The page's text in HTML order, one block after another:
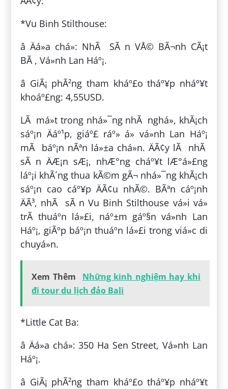
*Vu Binh Stilthouse:
â Äá»a chá»: NhÃ SÃ n VÅ© BÃ¬nh CÃ¡t
BÃ , Vá»nh Lan Háº¡.
â GiÃ¡ phÃ²ng tham kháº£o tháº¥p nháº¥t
khoáº£ng: 4,55USD.
LÃ má»t trong nhá»¯ng nhÃ nghá», khÃ¡ch
sáº¡n Äáº¹p, giáº£ ráº» á» vá»nh Lan Háº¡
mÃ báº¡n nÃªn lá»±a chá»n. ÄÃ¢y lÃ nhÃ
sÃ n ÄÆ¡n sÆ¡, nhÆ°ng cháº¥t lÆ°á»£ng
láº¡i khÃ´ng thua kÃ©m gÃ¬ nhá»¯ng khÃ¡ch
sáº¡n cao cáº¥p ÄÃ¢u nhÃ©. BÃªn cáº¡nh
ÄÃ³, nhÃ sÃ n Vu Binh Stilthouse vá»i vá»
trÃ­ thuáº­n lá»£i, náº±m gáº§n vá»nh Lan
Háº¡, giÃºp báº¡n thuáº­n lá»£i trong viá»c di
chuyá»n.
Xem Thêm
Những kinh nghiệm hay khi
đi tour du lịch đảo Bali
*Little Cat Ba:
â Äá»a chá»: 350 Ha Sen Street, Vá»nh Lan
Háº¡.
â GiÃ¡ phÃ²ng tham kháº£o tháº¥p nháº¥t